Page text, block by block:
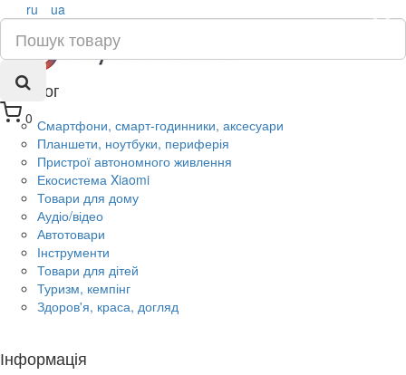
0
×
ru ua
Каталог
Смартфони, смарт-годинники, аксесуари
Планшети, ноутбуки, периферія
Пристрої автономного живлення
Екосистема Xiaomi
Товари для дому
Аудіо/відео
Автотовари
Інструменти
Товари для дітей
Туризм, кемпінг
Здоров'я, краса, догляд
Інформація